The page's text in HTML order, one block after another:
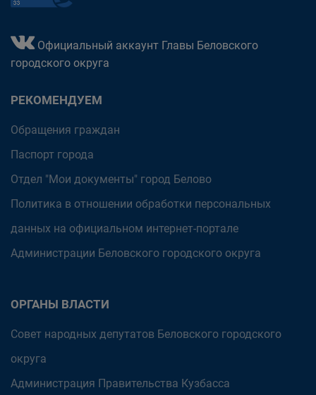
Официальный аккаунт Главы Беловского
городского округа
РЕКОМЕНДУЕМ
Обращения граждан
Паспорт города
Отдел "Мои документы" город Белово
Политика в отношении обработки персональных
данных на официальном интернет-портале
Администрации Беловского городского округа
ОРГАНЫ ВЛАСТИ
Совет народных депутатов Беловского городского
округа
Администрация Правительства Кузбасса